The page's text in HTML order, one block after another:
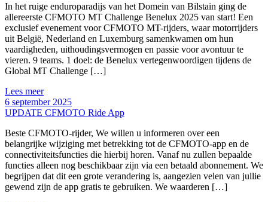
In het ruige enduroparadijs van het Domein van Bilstain ging de
allereerste CFMOTO MT Challenge Benelux 2025 van start! Een
exclusief evenement voor CFMOTO MT-rijders, waar motorrijders
uit België, Nederland en Luxemburg samenkwamen om hun
vaardigheden, uithoudingsvermogen en passie voor avontuur te
vieren. 9 teams. 1 doel: de Benelux vertegenwoordigen tijdens de
Global MT Challenge […]
Lees meer
6 september 2025
UPDATE CFMOTO Ride App
Beste CFMOTO-rijder, We willen u informeren over een
belangrijke wijziging met betrekking tot de CFMOTO-app en de
connectiviteitsfuncties die hierbij horen. Vanaf nu zullen bepaalde
functies alleen nog beschikbaar zijn via een betaald abonnement. We
begrijpen dat dit een grote verandering is, aangezien velen van jullie
gewend zijn de app gratis te gebruiken. We waarderen […]